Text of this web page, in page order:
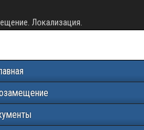
Локализация.